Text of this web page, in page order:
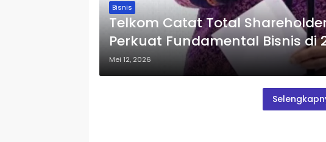
Bisnis
Telkom Catat Total
Perkuat Fundamental Bisnis di
Mei 12, 2026